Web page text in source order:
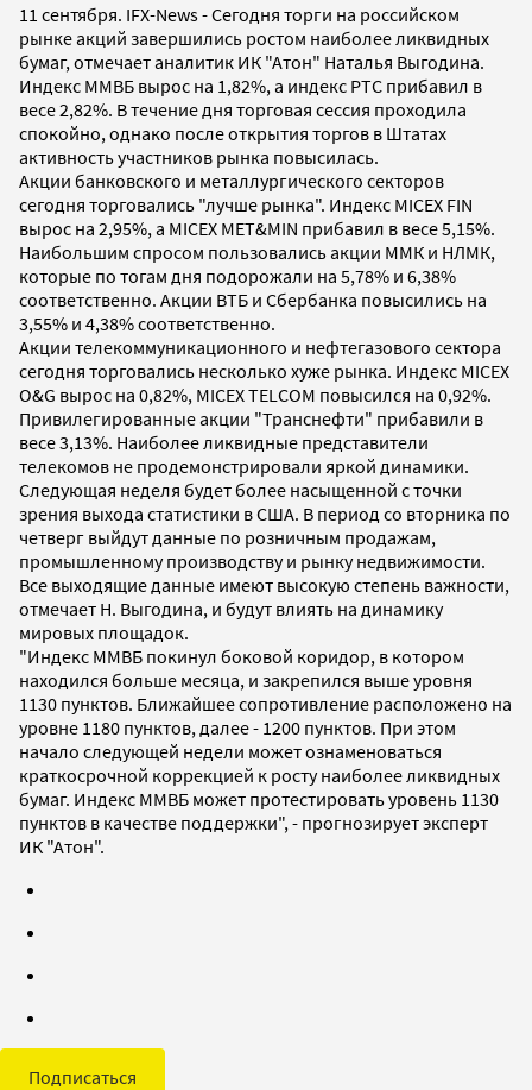
11 сентября. IFX-News - Сегодня торги на российском
рынке акций завершились ростом наиболее ликвидных
бумаг, отмечает аналитик ИК "Атон" Наталья Выгодина.
Индекс ММВБ вырос на 1,82%, а индекс РТС прибавил в
весе 2,82%. В течение дня торговая сессия проходила
спокойно, однако после открытия торгов в Штатах
активность участников рынка повысилась.
Акции банковского и металлургического секторов
сегодня торговались "лучше рынка". Индекс MICEX FIN
вырос на 2,95%, а MICEX MET&MIN прибавил в весе 5,15%.
Наибольшим спросом пользовались акции ММК и НЛМК,
которые по тогам дня подорожали на 5,78% и 6,38%
соответственно. Акции ВТБ и Сбербанка повысились на
3,55% и 4,38% соответственно.
Акции телекоммуникационного и нефтегазового сектора
сегодня торговались несколько хуже рынка. Индекс MICEX
O&G вырос на 0,82%, MICEX TELCOM повысился на 0,92%.
Привилегированные акции "Транснефти" прибавили в
весе 3,13%. Наиболее ликвидные представители
телекомов не продемонстрировали яркой динамики.
Следующая неделя будет более насыщенной с точки
зрения выхода статистики в США. В период со вторника по
четверг выйдут данные по розничным продажам,
промышленному производству и рынку недвижимости.
Все выходящие данные имеют высокую степень важности,
отмечает Н. Выгодина, и будут влиять на динамику
мировых площадок.
"Индекс ММВБ покинул боковой коридор, в котором
находился больше месяца, и закрепился выше уровня
1130 пунктов. Ближайшее сопротивление расположено на
уровне 1180 пунктов, далее - 1200 пунктов. При этом
начало следующей недели может ознаменоваться
краткосрочной коррекцией к росту наиболее ликвидных
бумаг. Индекс ММВБ может протестировать уровень 1130
пунктов в качестве поддержки", - прогнозирует эксперт
ИК "Атон".
Подписаться